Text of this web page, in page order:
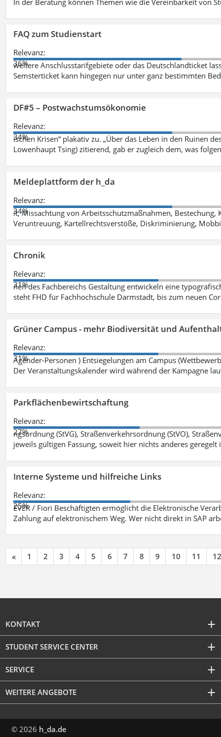
FAQ zum Studienstart
Relevanz:
36%
weitere Anschlusstarifgebiete oder das Deutschlandticket
Semsterticket kann hingegen nur unter ganz bestimmten
DF#5 – Postwachstumsökonomie
Relevanz:
34%
ischen Krisen“ plakativ zu. „Über das Leben in den Ruinen
Lowenhaupt Tsing) zitierend, gab er zugleich dem, was
Meldeplattform der h_da
Relevanz:
34%
it, Missachtung von Arbeitsschutzmaßnahmen,
Veruntreuung, Kartellrechtsverstöße, Diskriminierung,
Chronik
Relevanz:
31%
nen des Fachbereichs Gestaltung entwickeln eine
steht FHD für Fachhochschule Darmstadt, bis zum neuen
Grüner Campus - mehr Biodiversität und
Relevanz:
31%
Agender-Personen ) Entsiegelungen am Campus
Der Veranstaltungskalender wird während der Kampagne
Parkflächenbewirtschaftung
Relevanz:
27%
ngsordnung (StVG), Straßenverkehrsordnung (StVO),
jeweils gültigen Fassung, soweit hier nichts anderes geregelt
Interne Systeme und hilfreiche Links
Relevanz:
25%
EVER / Fiori Beschäftigten ermöglicht die Elektronische
Zahlung auf elektronischem Weg. Wer nicht direkt in SAP
« 1 2 3 4 5 6 7 8 9 10 11 12
KONTAKT
STUDENT SERVICE CENTER
SERVICE
WEITERE ANGEBOTE
© 2026 h_da.de